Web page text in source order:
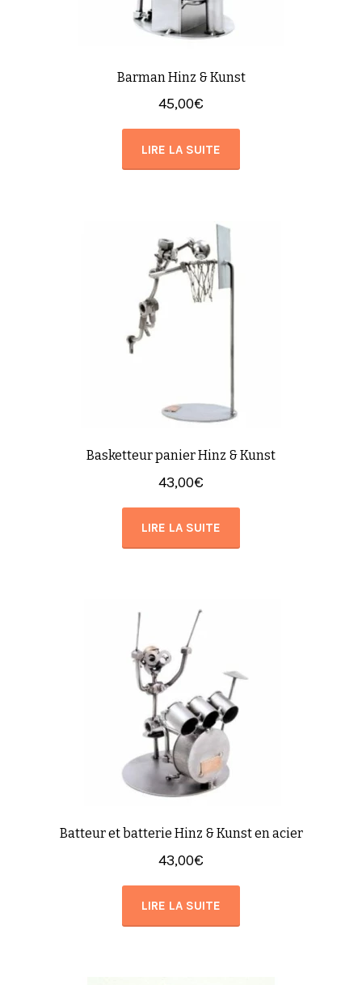
Barman Hinz & Kunst
45,00€
LIRE LA SUITE
Basketteur panier Hinz & Kunst
43,00€
LIRE LA SUITE
Batteur et batterie Hinz & Kunst en acier
43,00€
LIRE LA SUITE